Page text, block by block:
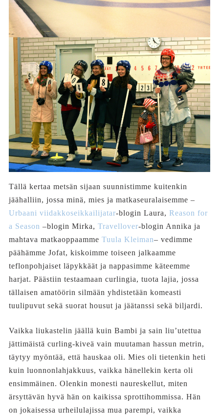
Tällä kertaa metsän sijaan suunnistimme kuitenkin
jäähalliin, jossa minä, mies ja matkaseuralaisemme –
Urbaani viidakkoseikkailijatar-blogin Laura, Reason for
a Season –blogin Mirka, Travellover-blogin Annika ja
mahtava matkaoppaamme Tuula Kleiman– vedimme
päähämme Jofat, kiskoimme toiseen jalkaamme
teflonpohjaiset läpykkäät ja nappasimme käteemme
harjat. Päästiin testaamaan curlingia, tuota lajia, jossa
tällaisen amatöörin silmään yhdistetään komeasti
tuulipuvut sekä suorat housut ja jäätanssi sekä biljardi.
Vaikka liukastelin jäällä kuin Bambi ja sain liu’utettua
jättimäistä curling-kiveä vain muutaman hassun metrin,
täytyy myöntää, että hauskaa oli. Mies oli tietenkin heti
kuin luonnonlahjakkuus, vaikka hänellekin kerta oli
ensimmäinen. Olenkin monesti naureskellut, miten
ärsyttävän hyvä hän on kaikissa sprottihommissa. Hän
on jokaisessa urheilulajissa mua parempi, vaikka